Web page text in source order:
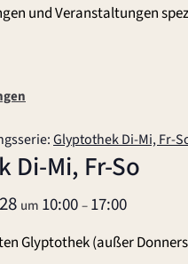
und Veranstaltungen
Glyptothek Di-Mi, Fr-
Di-Mi, Fr-So
um 10:00–17:00
Glyptothek (außer